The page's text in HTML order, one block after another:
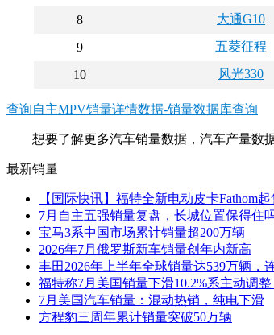
8
大通G10
9
五菱征程
10
风光330
查询自主MPV销量详情数据-销量数据库查询
想要了解更多汽车销量数据，汽车产量数
最新销量
【国际快讯】福特全新电动皮卡Fathom
7月自主五强销量复盘，长城位置保得住
宝马3系中国市场累计销量超200万辆
2026年7月俄罗斯新车销量创年内新高
丰田2026年上半年全球销量达539万辆，
福特称7月美国销量下滑10.2%系主动调整
7月美国汽车销量：混动热销，纯电下滑
方程豹三周年累计销量突破50万辆